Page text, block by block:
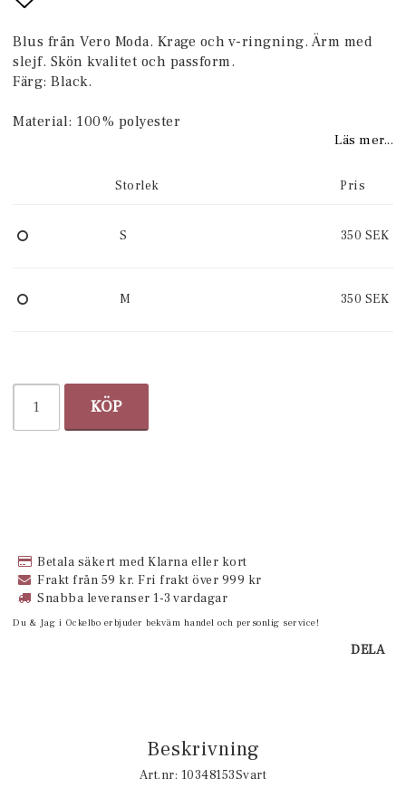
Lägg till i favoritlistan
Blus från Vero Moda. Krage och v-ringning. Ärm med
slejf. Skön kvalitet och passform.
Färg: Black.
Material: 100% polyester
Läs mer...
Storlek Pris
S 350 SEK
M 350 SEK
KÖP
Betala säkert med Klarna eller kort
Frakt från 59 kr. Fri frakt över 999 kr
Snabba leveranser 1-3 vardagar
Du & Jag i Ockelbo erbjuder bekväm handel och personlig service!
DELA
Beskrivning
Art.nr: 10348153Svart